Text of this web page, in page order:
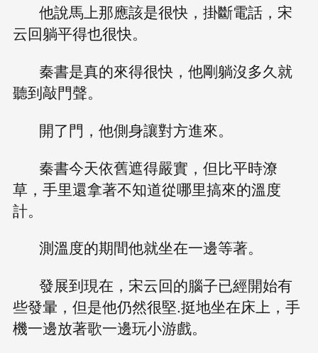
他說馬上那應該是很快，掛斷電話，宋
云回躺平得也很快。
秦書是真的來得很快，他剛躺沒多久就
聽到敲門聲。
開了門，他側身讓對方進來。
秦書今天依舊遮得嚴實，但比平時潦
草，手里還拿著不知道從哪里搞來的溫度
計。
測溫度的期間他就坐在一邊等著。
發展到現在，宋云回的腦子已經開始有
些發暈，但是他仍然很堅.挺地坐在床上，手
機一邊放著歌一邊玩小游戲。